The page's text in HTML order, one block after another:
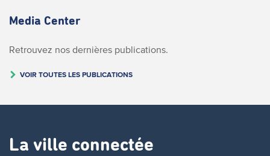
Media Center
Retrouvez nos dernières publications.
VOIR TOUTES LES PUBLICATIONS
La ville connectée